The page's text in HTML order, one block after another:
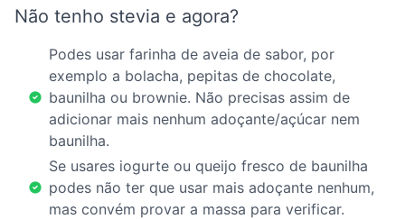
Não tenho stevia e agora?
Podes usar farinha de aveia de sabor, por
exemplo a bolacha, pepitas de chocolate,
baunilha ou brownie. Não precisas assim de
adicionar mais nenhum adoçante/açúcar nem
baunilha.
Se usares iogurte ou queijo fresco de baunilha
podes não ter que usar mais adoçante nenhum,
mas convém provar a massa para verificar.